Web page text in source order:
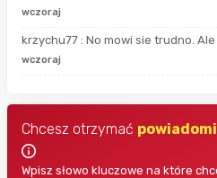
wczoraj
krzychu77 : No mowi sie trudno. Ale
wczoraj
Chcesz otrzymać
Wpisz słowo kluczowe na które